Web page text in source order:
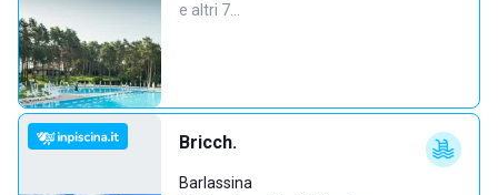
e altri 7…
Bricch.
Barlassina